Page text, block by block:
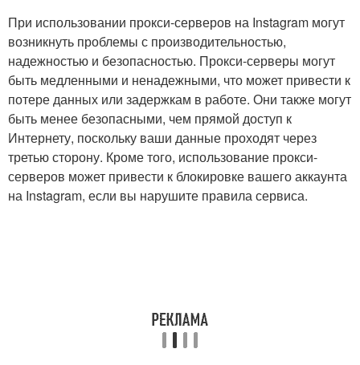
При использовании прокси-серверов на Instagram могут
возникнуть проблемы с производительностью,
надежностью и безопасностью. Прокси-серверы могут
быть медленными и ненадежными, что может привести к
потере данных или задержкам в работе. Они также могут
быть менее безопасными, чем прямой доступ к
Интернету, поскольку ваши данные проходят через
третью сторону. Кроме того, использование прокси-
серверов может привести к блокировке вашего аккаунта
на Instagram, если вы нарушите правила сервиса.